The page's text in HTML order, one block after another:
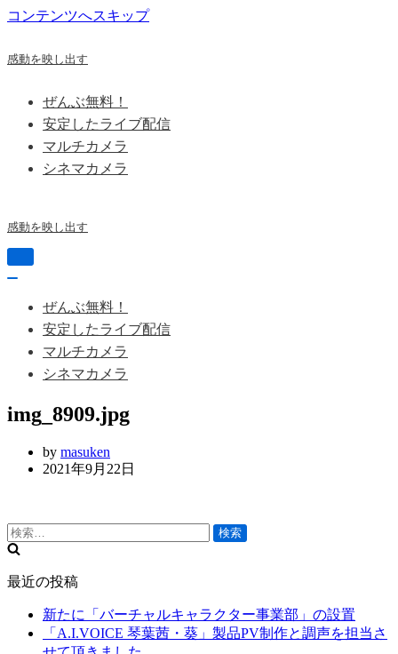
コンテンツへスキップ
感動を映し出す
ぜんぶ無料！
安定したライブ配信
マルチカメラ
シネマカメラ
感動を映し出す
ナ
ー
シ
を
替
切
ぜんぶ無料！
安定したライブ配信
マルチカメラ
シネマカメラ
img_8909.jpg
by masuken
2021年9月22日
検
索:
最近の投稿
新たに「バーチャルキャラクター事業部」の設置
「A.I.VOICE 琴葉茜・葵」製品PV制作と調声を担当さ